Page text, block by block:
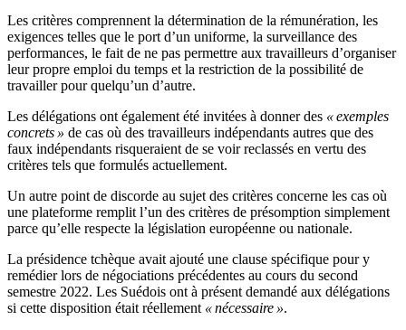
Les critères comprennent la détermination de la rémunération, les
exigences telles que le port d’un uniforme, la surveillance des
performances, le fait de ne pas permettre aux travailleurs d’organiser
leur propre emploi du temps et la restriction de la possibilité de
travailler pour quelqu’un d’autre.
Les délégations ont également été invitées à donner des « exemples
concrets » de cas où des travailleurs indépendants autres que des
faux indépendants risqueraient de se voir reclassés en vertu des
critères tels que formulés actuellement.
Un autre point de discorde au sujet des critères concerne les cas où
une plateforme remplit l’un des critères de présomption simplement
parce qu’elle respecte la législation européenne ou nationale.
La présidence tchèque avait ajouté une clause spécifique pour y
remédier lors de négociations précédentes au cours du second
semestre 2022. Les Suédois ont à présent demandé aux délégations
si cette disposition était réellement « nécessaire ».